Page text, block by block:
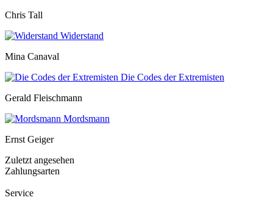
Chris Tall
Widerstand
Mina Canaval
Die Codes der Extremisten
Gerald Fleischmann
Mordsmann
Ernst Geiger
Zuletzt angesehen
Zahlungsarten
Service